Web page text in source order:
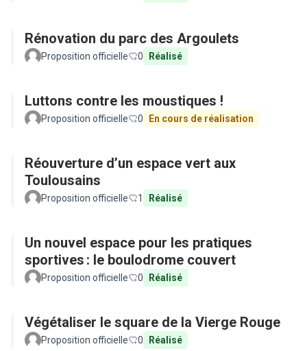
Rénovation du parc des Argoulets
Proposition officielle 0 Réalisé
Luttons contre les moustiques !
Proposition officielle 0 En cours de réalisation
Réouverture d’un espace vert aux
Toulousains
Proposition officielle 1 Réalisé
Un nouvel espace pour les pratiques
sportives : le boulodrome couvert
Proposition officielle 0 Réalisé
Végétaliser le square de la Vierge Rouge
Proposition officielle 0 Réalisé